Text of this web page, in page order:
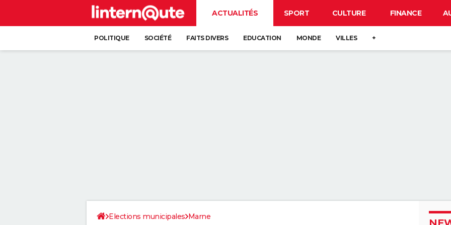
ACTUALITÉS SPORT CULTURE FINANCE
POLITIQUE SOCIÉTÉ FAITS DIVERS EDUCATION MONDE VILLES +
Elections municipales Marne